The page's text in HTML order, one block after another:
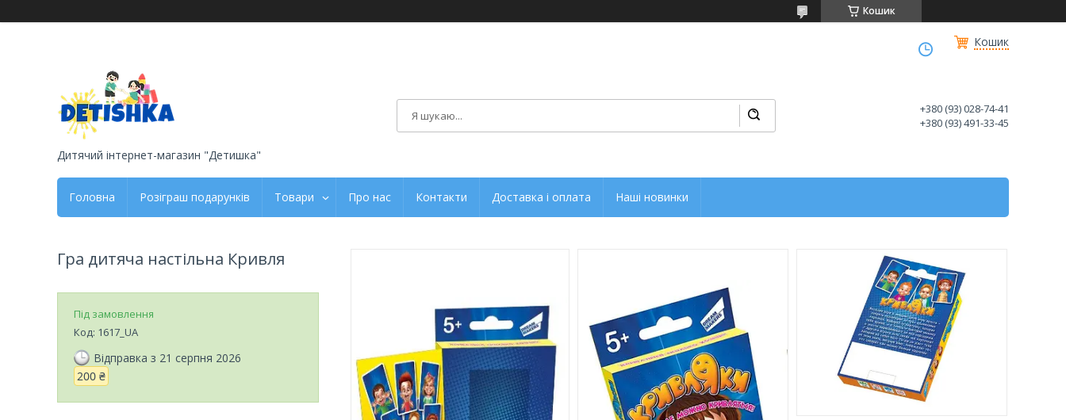
Кошик
Кошик
Дитячий інтернет-магазин "Детишка"
+380 (93) 028-74-41
+380 (93) 491-33-45
Головна Розіграш подарунків Товари Про нас Контакти Доставка і оплата Наші новинки
Гра дитяча настільна Кривля
Під замовлення
Код: 1617_UA
Відправка з 21 серпня 2026
200 ₴